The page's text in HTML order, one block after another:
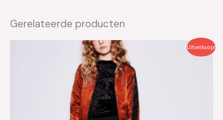
Gerelateerde producten
Uitverkoop!
Oorspronkelijke
€22.50.